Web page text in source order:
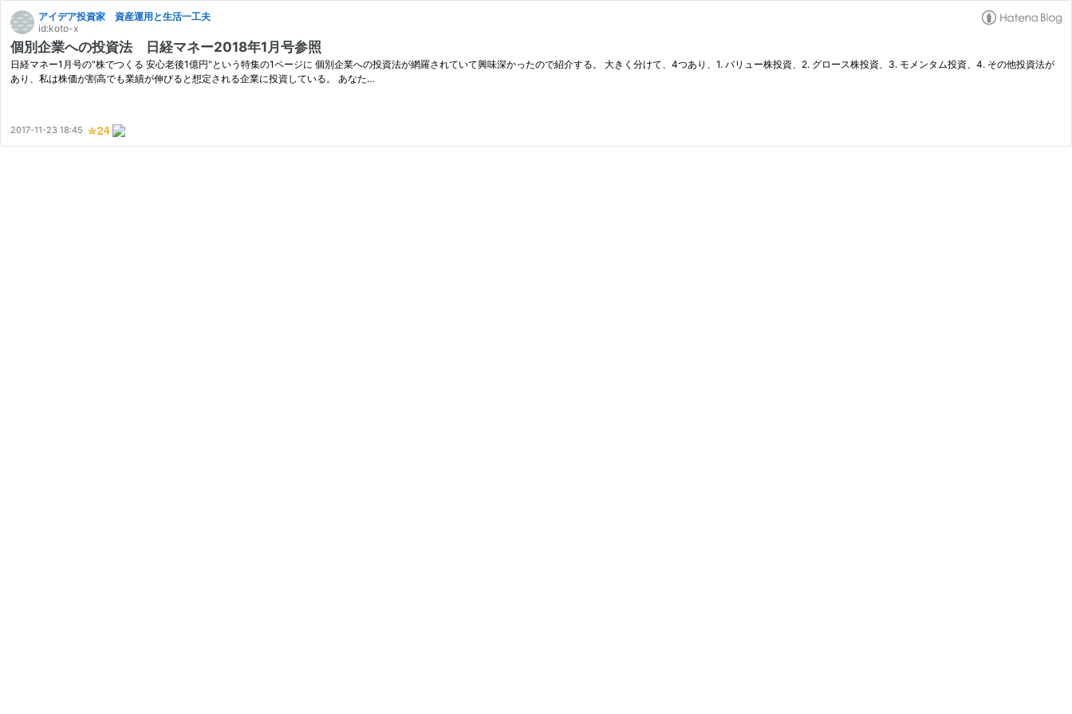
アイデア投資家 資産運用と生活一工夫
id:koto-x
個別企業への投資法 日経マネー2018年1月号参照
日経マネー1月号の"株でつくる 安心老後1億円"という特集の1ページに 個別企業への投資法が網羅されていて興味深かったので紹介する。 大きく分けて、4つあり、1. バリュー株投資、2. グロース株投資、3. モメンタム投資、4. その他投資法が
あり、私は株価が割高でも業績が伸びると想定される企業に投資している。 あなた…
2017-11-23 18:45